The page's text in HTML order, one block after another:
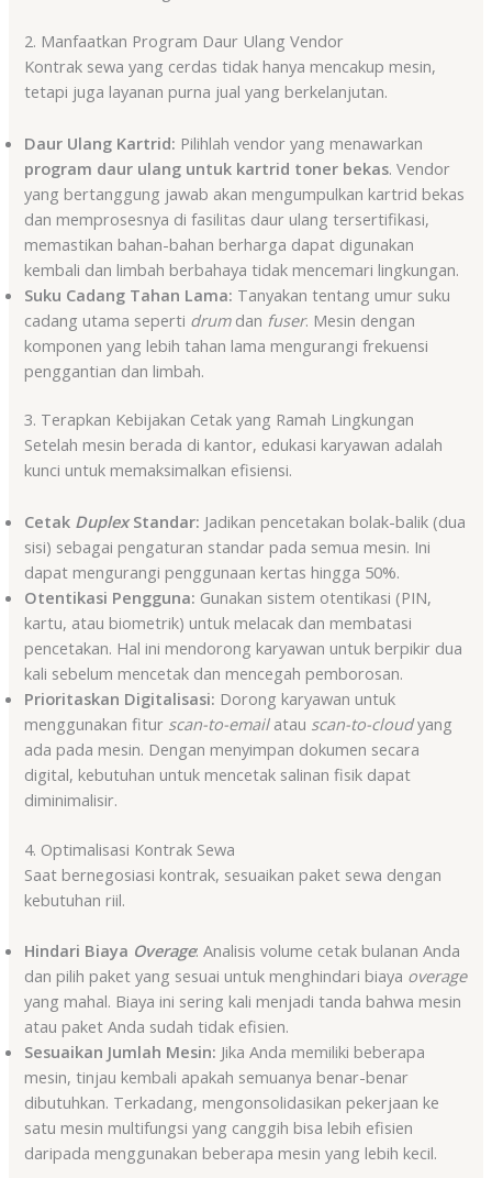
2. Manfaatkan Program Daur Ulang Vendor
Kontrak sewa yang cerdas tidak hanya mencakup mesin,
tetapi juga layanan purna jual yang berkelanjutan.
Daur Ulang Kartrid: Pilihlah vendor yang menawarkan
program daur ulang untuk kartrid toner bekas. Vendor
yang bertanggung jawab akan mengumpulkan kartrid bekas
dan memprosesnya di fasilitas daur ulang tersertifikasi,
memastikan bahan-bahan berharga dapat digunakan
kembali dan limbah berbahaya tidak mencemari lingkungan.
Suku Cadang Tahan Lama: Tanyakan tentang umur suku
cadang utama seperti drumdan fuser. Mesin dengan
komponen yang lebih tahan lama mengurangi frekuensi
penggantian dan limbah.
3. Terapkan Kebijakan Cetak yang Ramah Lingkungan
Setelah mesin berada di kantor, edukasi karyawan adalah
kunci untuk memaksimalkan efisiensi.
Cetak DuplexStandar: Jadikan pencetakan bolak-balik (dua
sisi) sebagai pengaturan standar pada semua mesin. Ini
dapat mengurangi penggunaan kertas hingga 50%.
Otentikasi Pengguna: Gunakan sistem otentikasi (PIN,
kartu, atau biometrik) untuk melacak dan membatasi
pencetakan. Hal ini mendorong karyawan untuk berpikir dua
kali sebelum mencetak dan mencegah pemborosan.
Prioritaskan Digitalisasi: Dorong karyawan untuk
menggunakan fitur scan-to-emailatau scan-to-cloudyang
ada pada mesin. Dengan menyimpan dokumen secara
digital, kebutuhan untuk mencetak salinan fisik dapat
diminimalisir.
4. Optimalisasi Kontrak Sewa
Saat bernegosiasi kontrak, sesuaikan paket sewa dengan
kebutuhan riil.
Hindari Biaya Overage: Analisis volume cetak bulanan Anda
dan pilih paket yang sesuai untuk menghindari biaya overage
yang mahal. Biaya ini sering kali menjadi tanda bahwa mesin
atau paket Anda sudah tidak efisien.
Sesuaikan Jumlah Mesin: Jika Anda memiliki beberapa
mesin, tinjau kembali apakah semuanya benar-benar
dibutuhkan. Terkadang, mengonsolidasikan pekerjaan ke
satu mesin multifungsi yang canggih bisa lebih efisien
daripada menggunakan beberapa mesin yang lebih kecil.